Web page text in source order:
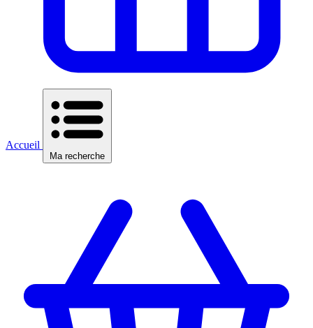
Accueil
Ma recherche